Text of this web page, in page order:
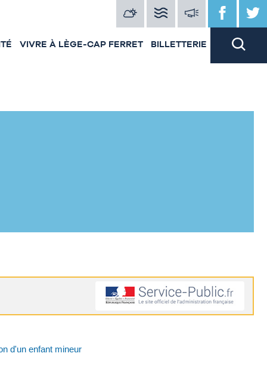
VIVRE À LÈGE-CAP FERRET BILLETTERIE
d'un enfant mineur